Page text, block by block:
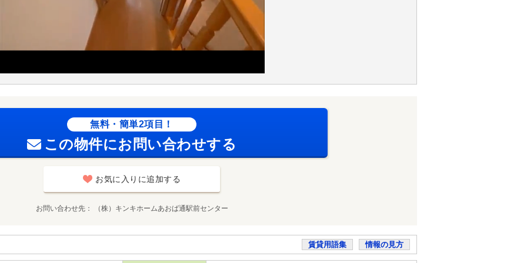
無料・簡単2項目！
この物件にお問い合わせする
お気に入りに追加する
お問い合わせ先 （株）キンキホームあおば通駅前センター
賃貸用語集 情報の見方